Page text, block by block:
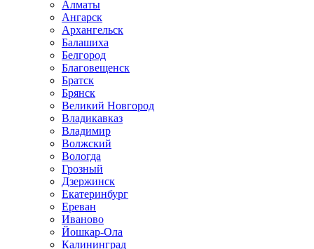
Алматы
Ангарск
Архангельск
Балашиха
Белгород
Благовещенск
Братск
Брянск
Великий Новгород
Владикавказ
Владимир
Волжский
Вологда
Грозный
Дзержинск
Екатеринбург
Ереван
Иваново
Йошкар-Ола
Калининград